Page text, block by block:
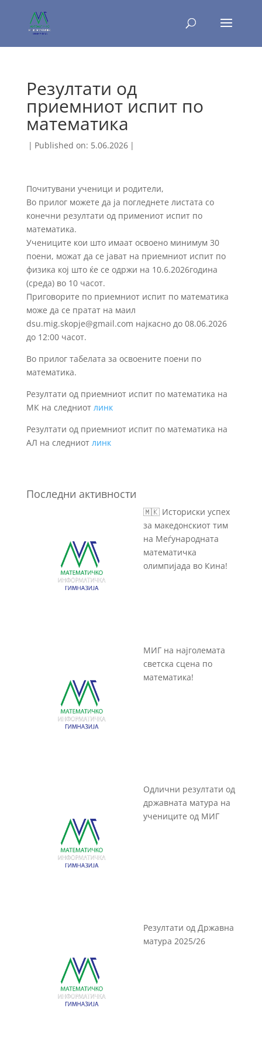
Резултати од
приемниот испит по
математика
| Published on: 5.06.2026 |
Почитувани ученици и родители,
Во прилог можете да ја погледнете листата со
конечни резултати од примениот испит по
математика.
Учениците кои што имаат освоено минимум 30
поени, можат да се јават на приемниот испит по
физика кој што ќе се одржи на 10.6.2026година
(среда) вo 10 часот.
Приговорите по приемниот испит по математика
може да се пратат на маил
dsu.mig.skopje@gmail.com најкасно до 08.06.2026
до 12:00 часот.
Во прилог табелата за освоените поени по
математика.
Резултати од приемниот испит по математика на
МК на следниот линк
Резултати од приемниот испит по математика на
АЛ на следниот линк
Последни активности
🇲🇰 Историски успех
за македонскиот тим
на Меѓународната
математичка
олимпијада во Кина!
МИГ на најголемата
светска сцена по
математика!
Одлични резултати од
државната матура на
учениците од МИГ
Резултати од Државна
матура 2025/26